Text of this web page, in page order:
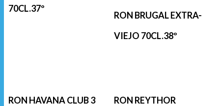
70CL.37º
RON BRUGAL EXTRA-
VIEJO 70CL.38º
RON HAVANA CLUB 3
RON REYTHOR